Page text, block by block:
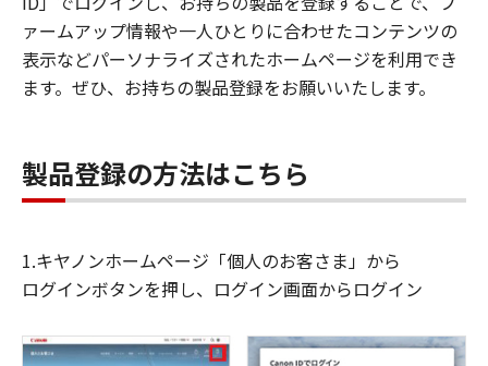
ァームアップ情報や一人ひとりに合わせたコンテンツの
表示などパーソナライズされたホームページを利用でき
ます。ぜひ、お持ちの製品登録をお願いいたします。
製品登録の方法はこちら
1.キヤノンホームページ「個人のお客さま」から
ログインボタンを押し、ログイン画面からログイン